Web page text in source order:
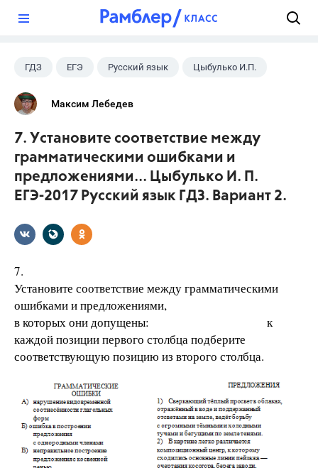
ГДЗ ЕГЭ Русский язык Цыбулько И.П.
Максим Лебедев
7. Установите соответствие между
грамматическими ошибками и
предложениями... Цыбулько И. П.
ЕГЭ-2017 Русский язык ГДЗ. Вариант 2.
7.
Установите соответствие между грамматическими
ошибками и предложениями,
в которых они допущены: к
каждой позиции первого столбца подберите
соответствующую позицию из второго столбца.